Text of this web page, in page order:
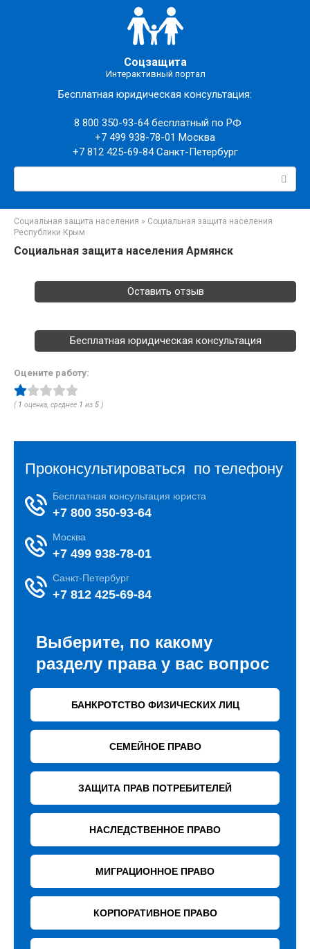
Соцзащита
Интерактивный портал
Бесплатная юридическая консультация:
8 800 350-93-64бесплатный по РФ
+7 499 938-78-01 Москва
+7 812 425-69-84Санкт-Петербург
Социальная защита населения » Социальная защита населения
Республики Крым
Социальная защита населения Армянск
Оставить отзыв
Бесплатная юридическая консультация
Оцените работу:
( 1 оценка, среднее 1 из 5 )